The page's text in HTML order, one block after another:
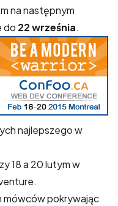
na następnym
do 22 września.
najlepszego w
18 a 20 lutym w
mówców pokrywając